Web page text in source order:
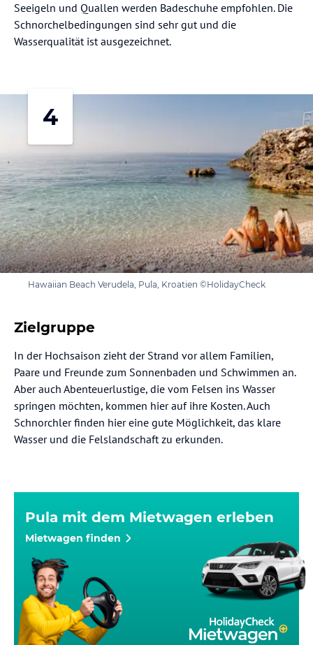
Seeigeln und Quallen werden Badeschuhe empfohlen. Die
Schnorchelbedingungen sind sehr gut und die
Wasserqualität ist ausgezeichnet.
4
Hawaiian Beach Verudela, Pula, Kroatien ©HolidayCheck
Zielgruppe
In der Hochsaison zieht der Strand vor allem Familien,
Paare und Freunde zum Sonnenbaden und Schwimmen an.
Aber auch Abenteuerlustige, die vom Felsen ins Wasser
springen möchten, kommen hier auf ihre Kosten. Auch
Schnorchler finden hier eine gute Möglichkeit, das klare
Wasser und die Felslandschaft zu erkunden.
Pula mit dem Mietwagen erleben
Mietwagen finden